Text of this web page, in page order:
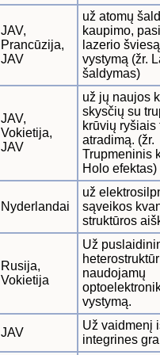
JAV,
Prancūzija,
JAV
už atomų
kaupimo,
lazerio
vystymą (žr.
šaldymas)
JAV,
Vokietija,
JAV
už jų naujos
skysčių su
krūvių ryšiais
atradimą. (žr.
Trupmeninis
Holo efektas)
Nyderlandai
už
sąveikos
struktūros
Rusija,
Vokietija
Už
naudojamų
vystymą.
JAV
Už vaidmenį
integrines